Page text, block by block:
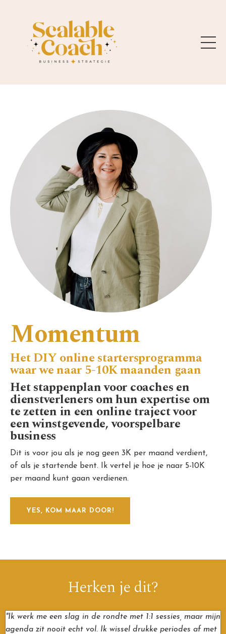
Momentum
Het DIY online startersprogramma
waar we naar 5-10K maanden gaan
Het stappenplan voor coaches en
dienstverleners om hun expertise om
te zetten in een online traject voor
een winstgevende, voorspelbare
business
Dit is voor jou als je nog geen 3K per maand verdient,
of als je startende bent. Ik vertel je hoe je naar 5-10K
per maand kunt gaan verdienen.
YES, KOM MAAR DOOR!
Herken je dit?
"Ik werk me een slag in de rondte met 1:1 sessies, maar mijn
agenda zit nooit echt vol. Ik wissel drukke periodes af met